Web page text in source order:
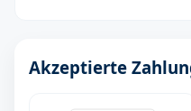
Akzeptierte